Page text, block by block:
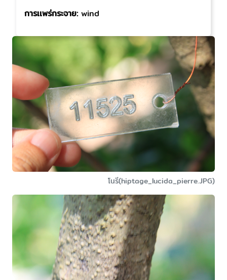
การเเพร่กระจาย: wind
โนรี(hiptage_lucida_pierre.JPG)